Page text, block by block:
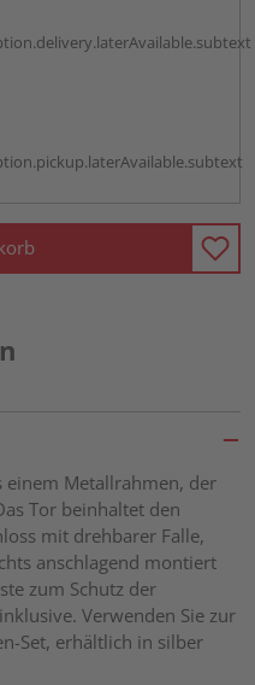
einem Metallrahmen, der
Tor beinhaltet den
mit drehbarer Falle,
anschlagend montiert
zum Schutz der
Verwenden Sie zur
Set, erhältlich in silber